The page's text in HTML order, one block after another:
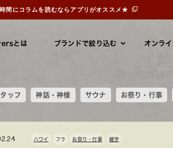
とは ブランドで絞り込む オンラ
ッフ 神話・神様 サウナ お祭り・行事
間にコラムを読むならアプリがオススメ★
ハワイ フラ お祭り・行事 雑学